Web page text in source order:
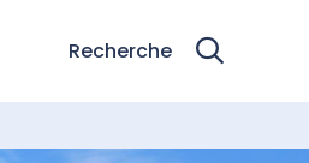
Recherche